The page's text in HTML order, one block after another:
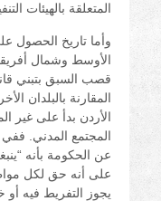
المتعلقة بالهيئات
وأما تاريخ الحصول
الأوسط وشمال
قصب السبق بتبني
المقارنة بالبلدان
الأردن بدأ على غير
عن الحكومة بأنه
على أنه حق لكل
يجوز التفريط فيه